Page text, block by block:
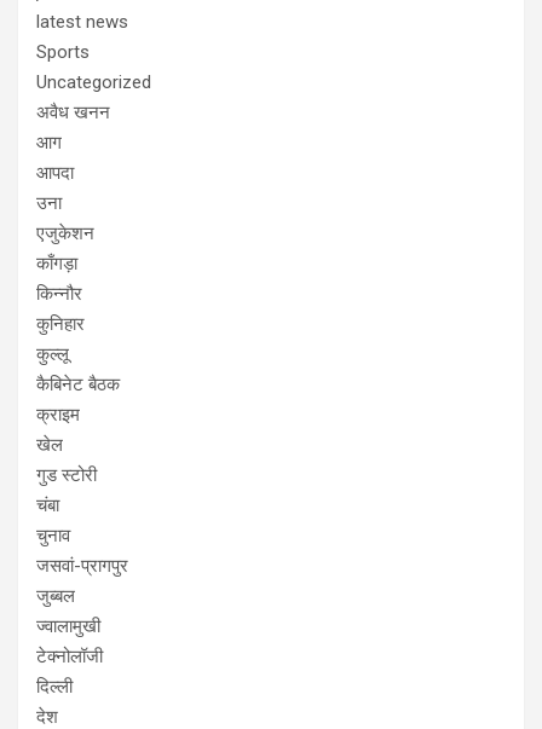
latest news
Sports
Uncategorized
अवैध खनन
आग
आपदा
उना
एजुकेशन
काँगड़ा
किन्नौर
कुनिहार
कुल्लू
कैबिनेट बैठक
क्राइम
खेल
गुड स्टोरी
चंबा
चुनाव
जसवां-प्रागपुर
जुब्बल
ज्वालामुखी
टेक्नोलॉजी
दिल्ली
देश